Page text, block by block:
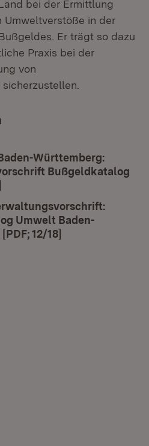
bei der Ermittlung
Umweltverstöße in der
Er trägt so dazu
Praxis bei der
von
Württemberg:
Bußgeldkatalog
Umwelt Baden-
12/18]